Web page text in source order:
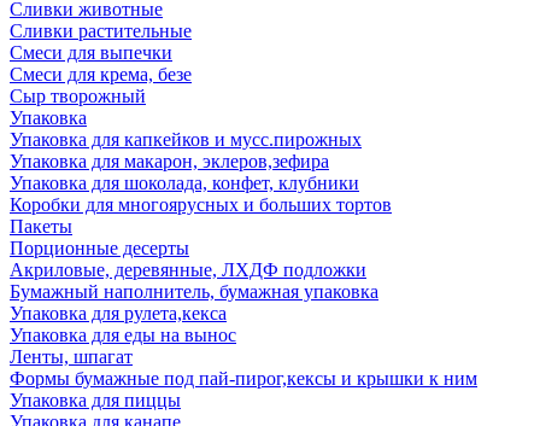
Сливки животные
Сливки растительные
Смеси для выпечки
Смеси для крема, безе
Сыр творожный
Упаковка
Упаковка для капкейков и мусс.пирожных
Упаковка для макарон, эклеров,зефира
Упаковка для шоколада, конфет, клубники
Коробки для многоярусных и больших тортов
Пакеты
Порционные десерты
Акриловые, деревянные, ЛХДФ подложки
Бумажный наполнитель, бумажная упаковка
Упаковка для рулета,кекса
Упаковка для еды на вынос
Ленты, шпагат
Формы бумажные под пай-пирог,кексы и крышки к ним
Упаковка для пиццы
Упаковка для канапе